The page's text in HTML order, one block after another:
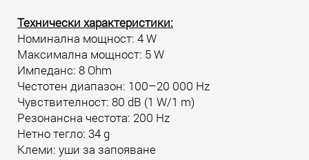
Технически характеристики:
Номинална мощност: 4 W
Максимална мощност: 5 W
Импеданс: 8 Ohm
Честотен диапазон: 100–20 000 Hz
Чувствителност: 80 dB (1 W/1 m)
Резонансна честота: 200 Hz
Нетно тегло: 34 g
Клеми: уши за запояване